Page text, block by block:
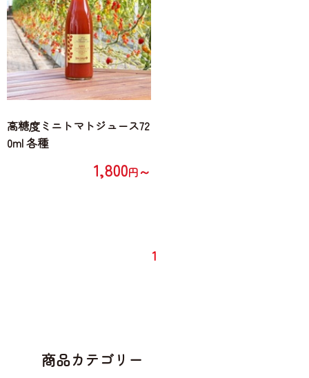
高糖度ミニトマトジュース72
0ml 各種
1,800円～
1
商品カテゴリー